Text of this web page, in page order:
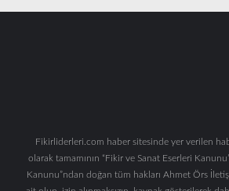
Fikirliderleri.com haber sitesinde yer verilen
olarak tamamının “Fikir ve Sanat Eserleri
Kanunu”ndan doğan tüm hakları Ahmet Örs